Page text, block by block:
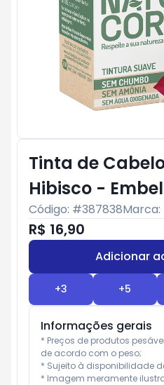
Tinta de
Hibisco -
Código: #387838Marca:
R$ 16,90
Adicionar
+3 +5
Informações gerais
* Preços de produtos
de acordo com o peso;
* Sujeito à disponibilidade
* Imagem meramente